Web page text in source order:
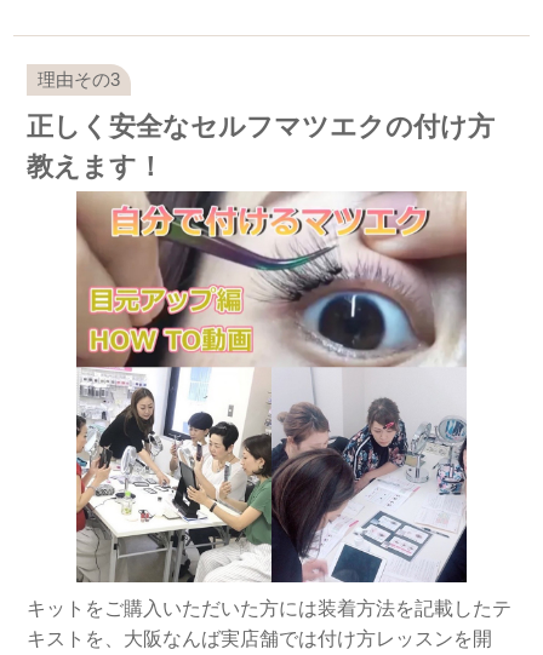
正しく安全なセルフマツエクの付け方
教えます！
キットをご購入いただいた方には装着方法を記載したテ
キストを、大阪なんば実店舗では付け方レッスンを開